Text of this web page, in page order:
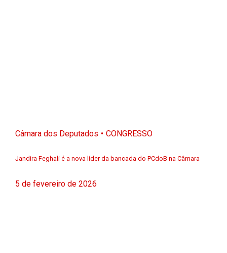
Câmara dos Deputados CONGRESSO
Jandira Feghali é a nova líder da bancada do PCdoB na Câmara
5 de fevereiro de 2026